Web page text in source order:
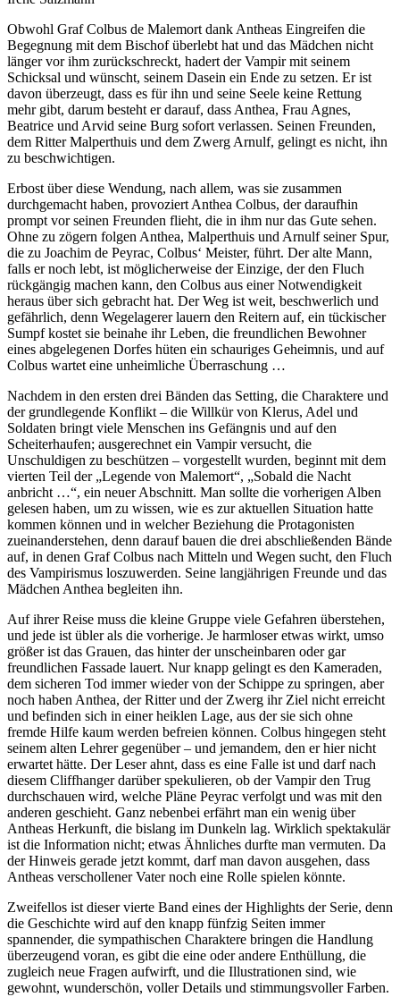
Obwohl Graf Colbus de Malemort dank Antheas Eingreifen die
Begegnung mit dem Bischof überlebt hat und das Mädchen nicht
länger vor ihm zurückschreckt, hadert der Vampir mit seinem
Schicksal und wünscht, seinem Dasein ein Ende zu setzen. Er ist
davon überzeugt, dass es für ihn und seine Seele keine Rettung
mehr gibt, darum besteht er darauf, dass Anthea, Frau Agnes,
Beatrice und Arvid seine Burg sofort verlassen. Seinen Freunden,
dem Ritter Malperthuis und dem Zwerg Arnulf, gelingt es nicht, ihn
zu beschwichtigen.
Erbost über diese Wendung, nach allem, was sie zusammen
durchgemacht haben, provoziert Anthea Colbus, der daraufhin
prompt vor seinen Freunden flieht, die in ihm nur das Gute sehen.
Ohne zu zögern folgen Anthea, Malperthuis und Arnulf seiner Spur,
die zu Joachim de Peyrac, Colbus‘ Meister, führt. Der alte Mann,
falls er noch lebt, ist möglicherweise der Einzige, der den Fluch
rückgängig machen kann, den Colbus aus einer Notwendigkeit
heraus über sich gebracht hat. Der Weg ist weit, beschwerlich und
gefährlich, denn Wegelagerer lauern den Reitern auf, ein tückischer
Sumpf kostet sie beinahe ihr Leben, die freundlichen Bewohner
eines abgelegenen Dorfes hüten ein schauriges Geheimnis, und auf
Colbus wartet eine unheimliche Überraschung …
Nachdem in den ersten drei Bänden das Setting, die Charaktere und
der grundlegende Konflikt – die Willkür von Klerus, Adel und
Soldaten bringt viele Menschen ins Gefängnis und auf den
Scheiterhaufen; ausgerechnet ein Vampir versucht, die
Unschuldigen zu beschützen – vorgestellt wurden, beginnt mit dem
vierten Teil der „Legende von Malemort“, „Sobald die Nacht
anbricht …“, ein neuer Abschnitt. Man sollte die vorherigen Alben
gelesen haben, um zu wissen, wie es zur aktuellen Situation hatte
kommen können und in welcher Beziehung die Protagonisten
zueinanderstehen, denn darauf bauen die drei abschließenden Bände
auf, in denen Graf Colbus nach Mitteln und Wegen sucht, den Fluch
des Vampirismus loszuwerden. Seine langjährigen Freunde und das
Mädchen Anthea begleiten ihn.
Auf ihrer Reise muss die kleine Gruppe viele Gefahren überstehen,
und jede ist übler als die vorherige. Je harmloser etwas wirkt, umso
größer ist das Grauen, das hinter der unscheinbaren oder gar
freundlichen Fassade lauert. Nur knapp gelingt es den Kameraden,
dem sicheren Tod immer wieder von der Schippe zu springen, aber
noch haben Anthea, der Ritter und der Zwerg ihr Ziel nicht erreicht
und befinden sich in einer heiklen Lage, aus der sie sich ohne
fremde Hilfe kaum werden befreien können. Colbus hingegen steht
seinem alten Lehrer gegenüber – und jemandem, den er hier nicht
erwartet hätte. Der Leser ahnt, dass es eine Falle ist und darf nach
diesem Cliffhanger darüber spekulieren, ob der Vampir den Trug
durchschauen wird, welche Pläne Peyrac verfolgt und was mit den
anderen geschieht. Ganz nebenbei erfährt man ein wenig über
Antheas Herkunft, die bislang im Dunkeln lag. Wirklich spektakulär
ist die Information nicht; etwas Ähnliches durfte man vermuten. Da
der Hinweis gerade jetzt kommt, darf man davon ausgehen, dass
Antheas verschollener Vater noch eine Rolle spielen könnte.
Zweifellos ist dieser vierte Band eines der Highlights der Serie, denn
die Geschichte wird auf den knapp fünfzig Seiten immer
spannender, die sympathischen Charaktere bringen die Handlung
überzeugend voran, es gibt die eine oder andere Enthüllung, die
zugleich neue Fragen aufwirft, und die Illustrationen sind, wie
gewohnt, wunderschön, voller Details und stimmungsvoller Farben.